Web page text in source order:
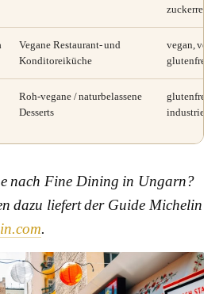
Vegane Restaurant- und
Konditoreiküche
vegan,
glutenfrei
Roh-vegane / naturbelassene
Desserts
glutenfrei,
nach Fine Dining in Ungarn?
dazu liefert der Guide Michelin
.